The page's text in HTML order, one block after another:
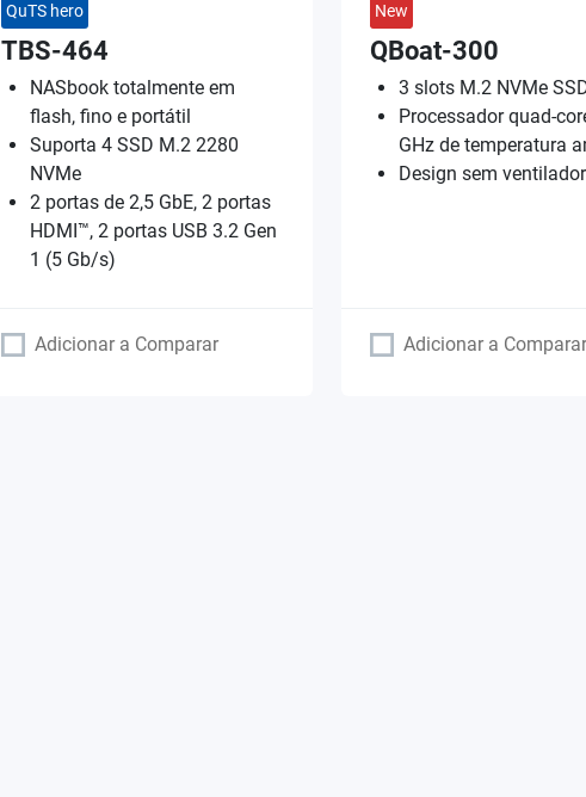
QuTS hero
TBS-464
NASbook totalmente em
flash, fino e portátil
Suporta 4 SSD M.2 2280
NVMe
2 portas de 2,5 GbE, 2 portas
HDMI™, 2 portas USB 3.2 Gen
1 (5 Gb/s)
Adicionar a Comparar
New
QBoat-300
3 slots M.2 NVMe
Processador quad-
GHz de temperatura
Design sem ventilador
Adicionar a Comparar